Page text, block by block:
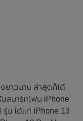
ยาวนาน ล่าสุดก็ได้
สมาร์ทโฟน iPhone
น ได้แก่ iPhone 13